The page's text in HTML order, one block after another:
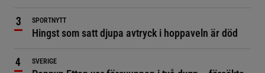
SPORTNYTT
Hingst som satt djupa avtryck i hoppaveln är död
SVERIGE